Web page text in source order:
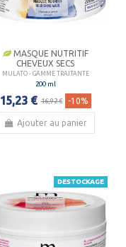
MASQUE NUTRITIF
CHEVEUX SECS
MULATO - GAMME TRAITANTE
200 ml
15,23 € 16,92 € -10%
Ajouter au panier
DESTOCKAGE